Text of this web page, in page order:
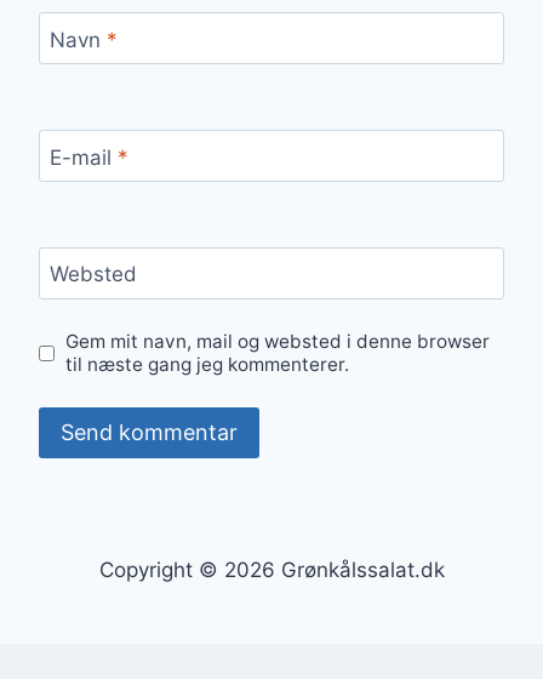
Navn *
E-mail *
Websted
Gem mit navn, mail og websted i denne browser
til næste gang jeg kommenterer.
Copyright © 2026 Grønkålssalat.dk